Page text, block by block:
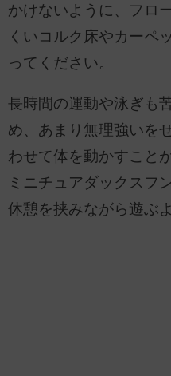
かけないように、フロ
くいコルク床やカーペ
ってください。
長時間の運動や泳ぎも
め、あまり無理強いを
わせて体を動かすこと
ミニチュアダックスフ
休憩を挟みながら遊ぶ